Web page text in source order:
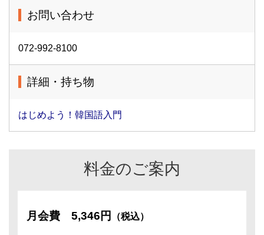
お問い合わせ
072-992-8100
詳細・持ち物
はじめよう！韓国語入門
料金のご案内
月会費 5,346円 （税込）